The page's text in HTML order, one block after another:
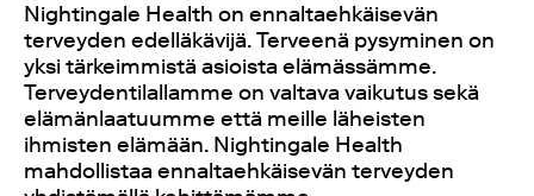
Nightingale Health on ennaltaehkäisevän
terveyden edelläkävijä. Terveenä pysyminen on
yksi tärkeimmistä asioista elämässämme.
Terveydentilallamme on valtava vaikutus sekä
elämänlaatuumme että meille läheisten
ihmisten elämään. Nightingale Health
mahdollistaa ennaltaehkäisevän terveyden